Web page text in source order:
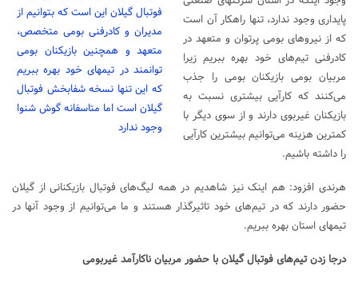
فوتبال گیلان این است که بتوانیم از
مدیران و کادرفنی بومی متخصص،
متعهد و همچنین بازیکنان بومی
توانمند در تیمهای خود بهره ببریم
که این تنها نسخه شفابخش فوتبال
گیلان است اما متاسفانه گوش شنوا
وجود ندارد
پایداری وجود ندارد، تنها راهکار آن است
که از نیروهای بومی پرتوان و متعهد در
کادرفنی تیم‌های خود بهره ببریم زیرا
مربیان بومی بازیکنان بومی را جذب
می‌کنند که کارآیی بیشتری نسبت به
بازیکنان غیربوی دارند و از سوی دیگر با
کمترین هزینه می‌توانیم بیشترین کارآیی
را داشته باشیم.
هرندی افزود: هم اینک نیز شاهدیم در همه لیگ‌های فوتبال بازیکنانی از گیلان
حضور دارند که در تیم‌های خود تاثیرگذار هستند و ما می‌توانیم از وجود آنها در
تیمهای استان بهره ببریم.
درجا زدن تیم‌های فوتبال گیلان با حضور مربیان ناکارآمد غیربومی